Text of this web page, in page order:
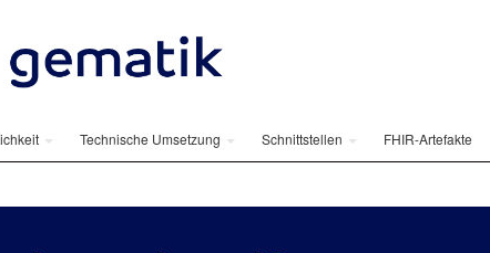
Technische Umsetzung Schnittstellen FHIR-Artefakte